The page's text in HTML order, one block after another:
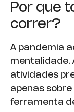
Por que
correr?
A pandemia
mentalidade.
atividades
apenas
ferramenta